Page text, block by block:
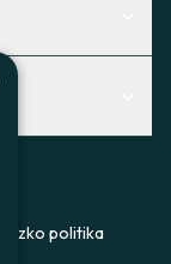
politika